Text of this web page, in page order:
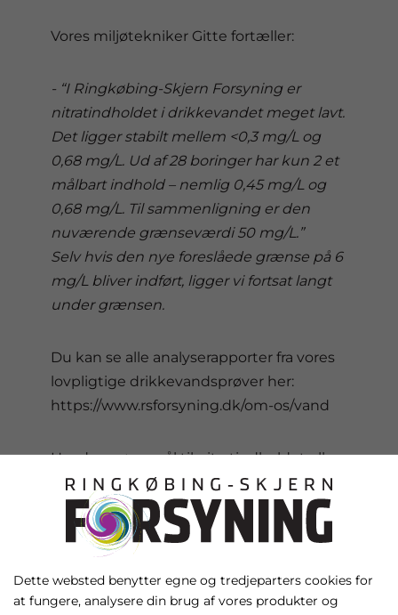
Vores miljøtekniker Gitte fortæller:
- “I Ringkøbing-Skjern Forsyning er
nitratindholdet i drikkevandet meget lavt.
Det ligger stabilt mellem <0,3 mg/L og
0,68 mg/L. Ud af 28 boringer har kun 2 et
målbart indhold – nemlig 0,45 mg/L og
0,68 mg/L. Til sammenligning er den
nuværende grænseværdi 50 mg/L.”
Selv hvis den nye foreslåede grænse på 6
mg/L bliver indført, ligger vi fortsat langt
under grænsen.
Du kan se alle analyserapporter fra vores
lovpligtige drikkevandsprøver her:
https://www.rsforsyning.dk/om-os/vand
Har du spørgsmål til nitratindholdet eller
drikkevandsprøverne generelt, er du altid
velkommen til at kontakte os.
Dette websted benytter egne og tredjeparters cookies for
at fungere, analysere din brug af vores produkter og